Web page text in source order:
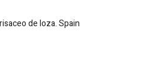
de loza. Spain